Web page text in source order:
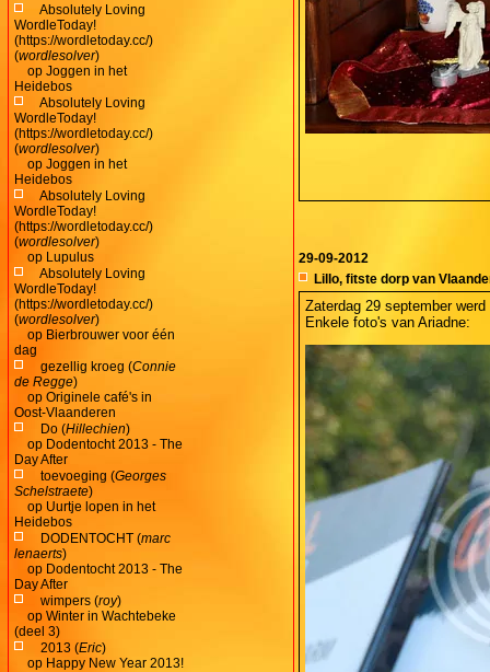
Absolutely Loving
WordleToday!
(https://wordletoday.cc/)
(wordlesolver)
op Joggen in het
Heidebos
Absolutely Loving
WordleToday!
(https://wordletoday.cc/)
(wordlesolver)
op Joggen in het
Heidebos
Absolutely Loving
WordleToday!
(https://wordletoday.cc/)
(wordlesolver)
op Lupulus
Absolutely Loving
WordleToday!
(https://wordletoday.cc/)
(wordlesolver)
op Bierbrouwer voor één
dag
gezellig kroeg (Connie
de Regge)
op Originele café's in
Oost-Vlaanderen
Do (Hillechien)
op Dodentocht 2013 - The
Day After
toevoeging (Georges
Schelstraete)
op Uurtje lopen in het
Heidebos
DODENTOCHT (marc
lenaerts)
op Dodentocht 2013 - The
Day After
wimpers (roy)
op Winter in Wachtebeke
(deel 3)
2013 (Eric)
op Happy New Year 2013!
29-09-2012
Lillo, fitste dorp van
Zaterdag 29 september
Enkele foto's van Ariadne: